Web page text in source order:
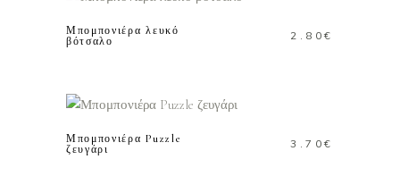
Μπομπονιέρα λευκό
βότσαλο
2.80€
Μπομπονιέρα Puzzle
ζευγάρι
3.70€